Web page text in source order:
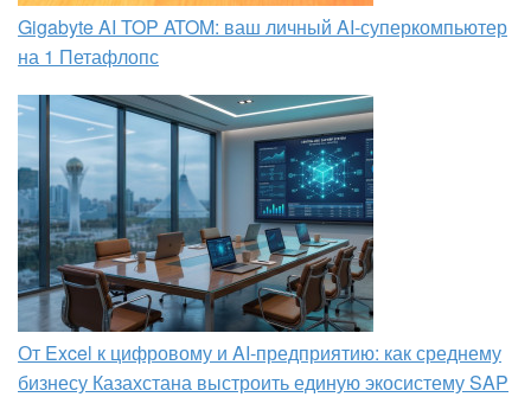
Gigabyte AI TOP ATOM: ваш личный AI-суперкомпьютер
на 1 Петафлопс
От Excel к цифровому и AI‑предприятию: как среднему
бизнесу Казахстана выстроить единую экосистему SAP